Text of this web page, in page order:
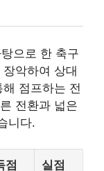
으로 한 축구
악하여 상대
점프하는 전
전환과 넓은
니다.
점 실점